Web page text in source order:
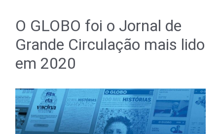
O GLOBO foi o Jornal de
Grande Circulação mais lido
em 2020